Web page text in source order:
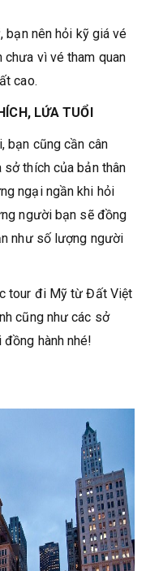
nên hỏi kỹ giá vé
chưa vì vé tham quan
cao.
LỨA TUỔI
bạn cũng cần cân
thích của bản thân
ngại ngần khi hỏi
người bạn sẽ đồng
như số lượng người
tour đi Mỹ từ Đất Việt
cũng như các sở
hành nhé!